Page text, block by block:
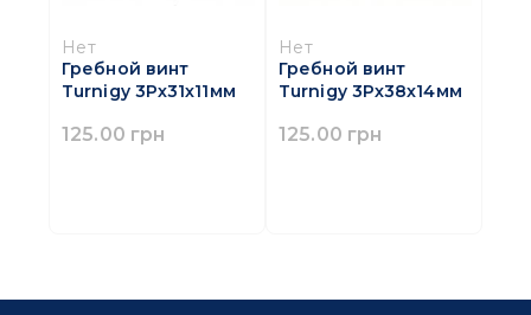
Нет
Гребной винт
Turnigy 3Pх31х11мм
125.00 грн
Нет
Гребной винт
Turnigy 3Pх38х14мм
125.00 грн